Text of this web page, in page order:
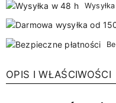
OPIS I WŁAŚCIWOŚCI